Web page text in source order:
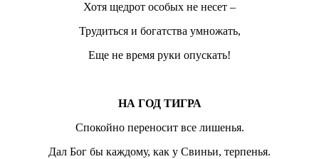
Хотя щедрот особых не несет –
Трудиться и богатства умножать,
Еще не время руки опускать!
НА ГОД ТИГРА
Спокойно переносит все лишенья.
Дал Бог бы каждому, как у Свиньи, терпенья.